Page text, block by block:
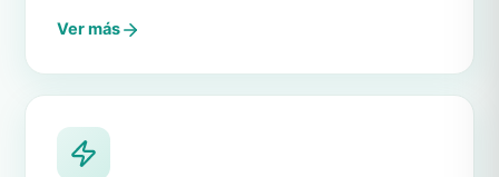
Ver más